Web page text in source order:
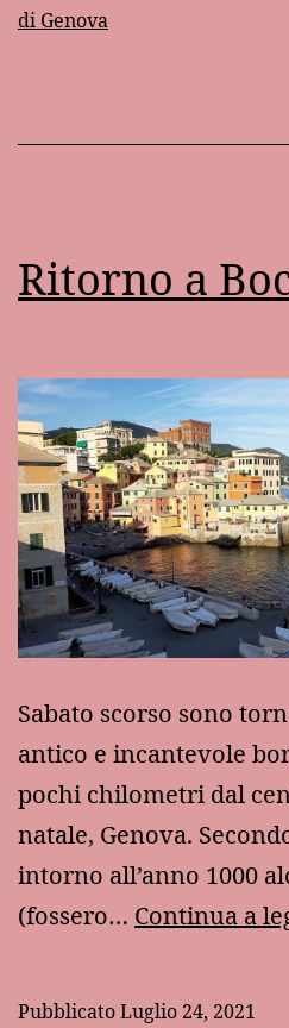
di Genova
Ritorno a
Sabato scorso sono
antico e incantevole
pochi chilometri dal
natale, Genova.
intorno all’anno 1000
(fossero… Continua a
PubblicatoLuglio 24, 2021